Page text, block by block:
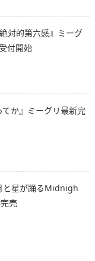
対的第六感』ミーグ
付開始
か』ミーグリ最新完
と星が踊るMidnigh
売